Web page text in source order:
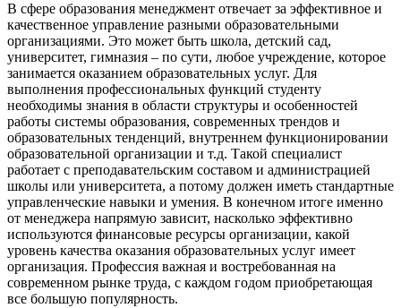
В сфере образования менеджмент отвечает за эффективное и
качественное управление разными образовательными
организациями. Это может быть школа, детский сад,
университет, гимназия – по сути, любое учреждение, которое
занимается оказанием образовательных услуг. Для
выполнения профессиональных функций студенту
необходимы знания в области структуры и особенностей
работы системы образования, современных трендов и
образовательных тенденций, внутреннем функционировании
образовательной организации и т.д. Такой специалист
работает с преподавательским составом и администрацией
школы или университета, а потому должен иметь стандартные
управленческие навыки и умения. В конечном итоге именно
от менеджера напрямую зависит, насколько эффективно
используются финансовые ресурсы организации, какой
уровень качества оказания образовательных услуг имеет
организация. Профессия важная и востребованная на
современном рынке труда, с каждом годом приобретающая
все большую популярность.